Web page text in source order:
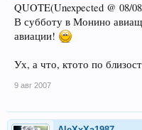
QUOTE(Unexpected @ 08/
В субботу в Монино
авиации!
Ух, а что, ктото по
9 авг 2007